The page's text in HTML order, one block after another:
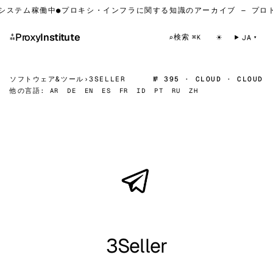
テム稼働中●プロキシ・インフラに関する知識のアーカイブ — プロト
⁂ProxyInstitute ⌕検索 ⌘K ☀ JA
ソフトウェア&ツール ›3SELLER
№ 395 · CLOUD · CLOUD
他の言語:
AR DE EN ES FR ID PT RU ZH
3Seller